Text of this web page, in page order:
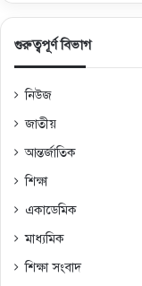
গুরুত্বপূর্ণ বিভাগ
নিউজ
জাতীয়
আন্তর্জাতিক
শিক্ষা
একাডেমিক
মাধ্যমিক
শিক্ষা সংবাদ